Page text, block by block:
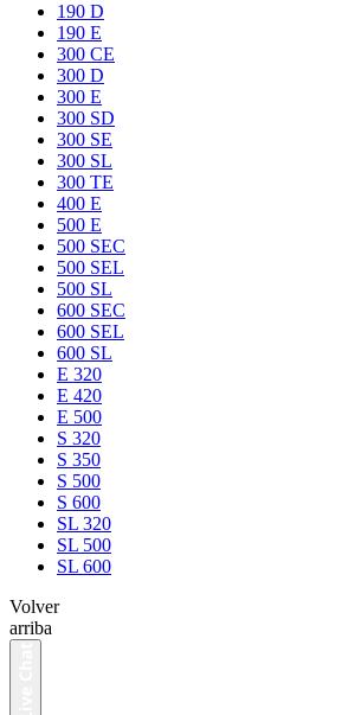
190 D
190 E
300 CE
300 D
300 E
300 SD
300 SE
300 SL
300 TE
400 E
500 E
500 SEC
500 SEL
500 SL
600 SEC
600 SEL
600 SL
E 320
E 420
E 500
S 320
S 350
S 500
S 600
SL 320
SL 500
SL 600
Volver
arriba